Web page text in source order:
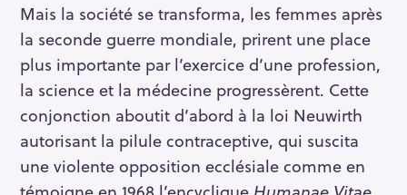
Mais la société se transforma, les femmes après
la seconde guerre mondiale, prirent une place
plus importante par l’exercice d’une profession,
la science et la médecine progressèrent. Cette
conjonction aboutit d’abord à la loi Neuwirth
autorisant la pilule contraceptive, qui suscita
une violente opposition ecclésiale comme en